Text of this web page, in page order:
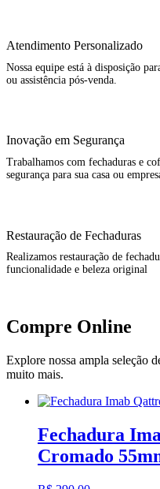
Atendimento Personalizado
Nossa equipe está à disposição
ou assistência pós-venda.
Inovação em Segurança
Trabalhamos com fechaduras e
segurança para sua casa ou
Restauração de Fechaduras
Realizamos restauração de
funcionalidade e beleza original
Compre Online
Explore nossa ampla seleção
muito mais.
Fechadura
Cromado